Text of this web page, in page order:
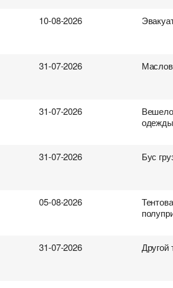
10-08-2026
31-07-2026
31-07-2026
одежды
31-07-2026 Бус
05-08-2026
31-07-2026 Другой